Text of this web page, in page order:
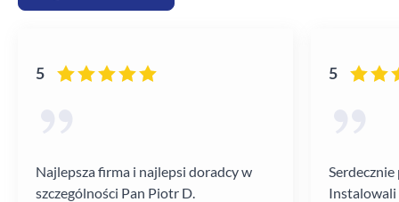
5
Najlepsza firma i najlepsi doradcy w
szczególności Pan Piotr D.
5
Instalowali